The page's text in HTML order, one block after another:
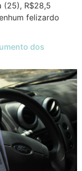
(25), R$28,5
felizardo
dos